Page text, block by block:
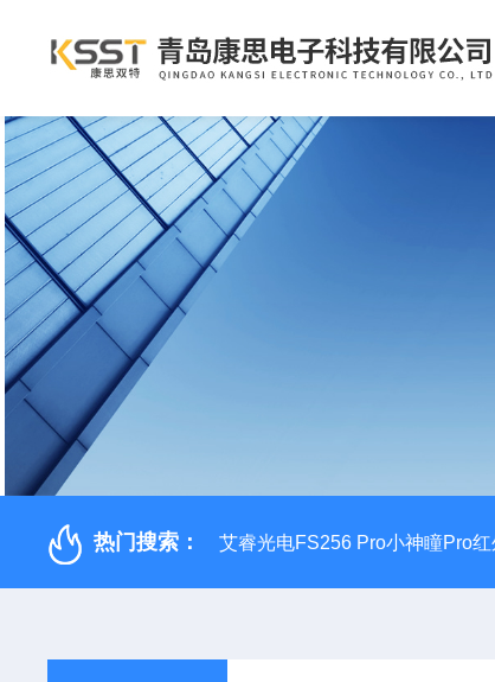
热门搜索： 艾睿光电FS256 Pro小神瞳Pro